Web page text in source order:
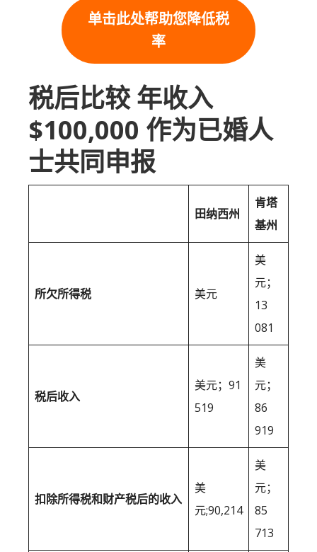
单击此处帮助您降低税
率
税后比较 年收入
$100,000 作为已婚人
士共同申报
田纳西州
肯塔
基州
所欠所得税 美元
美
元；
13
081
税后收入
美元；91
519
美
元；
86
919
扣除所得税和财产税后的收入
美
元;90,214
美
元；
85
713